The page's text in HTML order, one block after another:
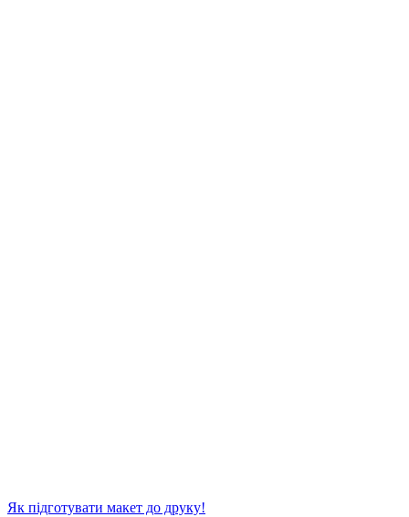
Як підготувати макет до друку!